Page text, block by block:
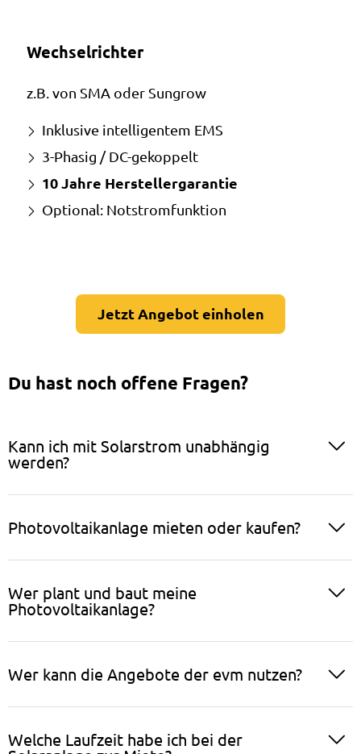
Wechselrichter
z.B. von SMA oder Sungrow
Inklusive intelligentem EMS
3-Phasig / DC-gekoppelt
10 Jahre Herstellergarantie
Optional: Notstromfunktion
Jetzt Angebot einholen
Du hast noch offene Fragen?
Kann ich mit Solarstrom unabhängig
werden?
Photovoltaikanlage mieten oder kaufen?
Wer plant und baut meine
Photovoltaikanlage?
Wer kann die Angebote der evm nutzen?
Welche Laufzeit habe ich bei der